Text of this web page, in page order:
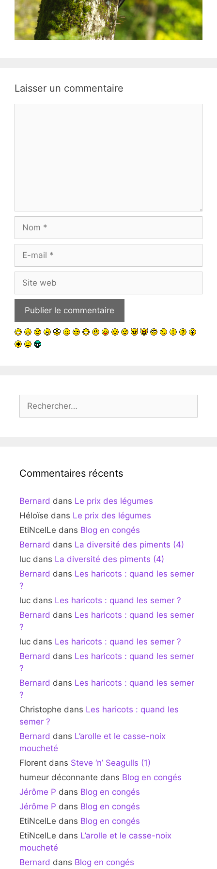
Laisser un commentaire
Nom
Site
web
Rechercher :
Commentaires récents
Bernard dans Le prix des légumes
Héloïse dans Le prix des légumes
EtiNcelLe dans Blog en congés
Bernard dans La diversité des piments (4)
luc dans La diversité des piments (4)
Bernard dans Les haricots : quand les semer
?
luc dans Les haricots : quand les semer ?
Bernard dans Les haricots : quand les semer
?
luc dans Les haricots : quand les semer ?
Bernard dans Les haricots : quand les semer
?
Bernard dans Les haricots : quand les semer
?
Christophe dans Les haricots : quand les
semer ?
Bernard dans L’arolle et le casse-noix
moucheté
Florent dans Steve ‘n’ Seagulls (1)
humeur déconnante dans Blog en congés
Jérôme P dans Blog en congés
Jérôme P dans Blog en congés
EtiNcelLe dans Blog en congés
EtiNcelLe dans L’arolle et le casse-noix
moucheté
Bernard dans Blog en congés